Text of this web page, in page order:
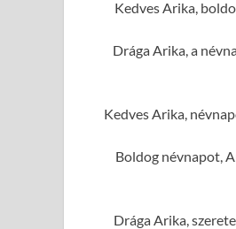
Kedves Arika,
Drága Arika, a
Kedves Arika,
Boldog névnapot,
Drága Arika,